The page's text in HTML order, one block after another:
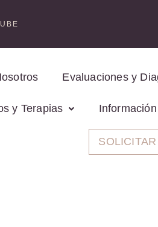
Evaluaciones y
y Terapias